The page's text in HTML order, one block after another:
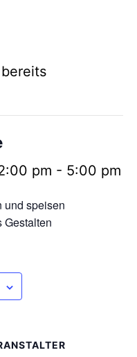
pm - 5:00 pm
und speisen
Gestalten